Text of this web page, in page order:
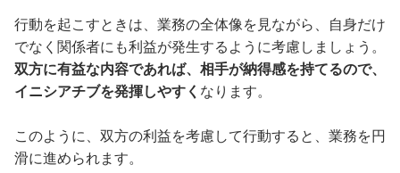
行動を起こすときは、業務の全体像を見ながら、自身だけ
でなく関係者にも利益が発生するように考慮しましょう。
双方に有益な内容であれば、相手が納得感を持てるので、
イニシアチブを発揮しやすく なります。
このように、双方の利益を考慮して行動すると、業務を円
滑に進められます。